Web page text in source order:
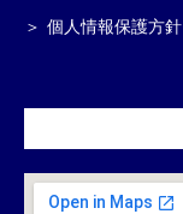
個人情報保護方針